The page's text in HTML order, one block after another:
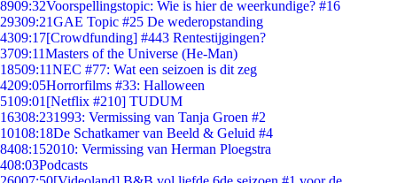
8909:32Voorspellingstopic: Wie is hier de weerkundige? #16
29309:21GAE Topic #25 De wederopstanding
4309:17[Crowdfunding] #443 Rentestijgingen?
3709:11Masters of the Universe (He-Man)
18509:11NEC #77: Wat een seizoen is dit zeg
4209:05Horrorfilms #33: Halloween
5109:01 [Netflix #210] TUDUM
16308:231993: Vermissing van Tanja Groen #2
10108:18De Schatkamer van Beeld & Geluid #4
8408:152010: Vermissing van Herman Ploegstra
408:03Podcasts